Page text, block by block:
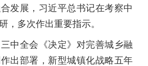
展，习近平总书记在考察中
，多次作出重要指示。
全会《决定》对完善城乡融
出部署，新型城镇化战略五年